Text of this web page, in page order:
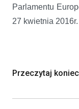
Parlamentu
27 kwietnia 2016r.
Przeczytaj